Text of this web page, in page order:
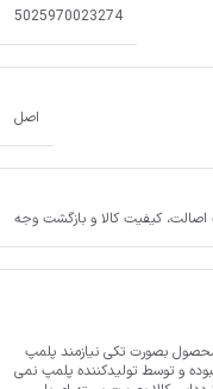
5025970023274
اصل
کیفیت کالا و بازگشت وجه
بصورت تکی نیازمند پلمپ
و توسط تولیدکننده پلمپ نمی